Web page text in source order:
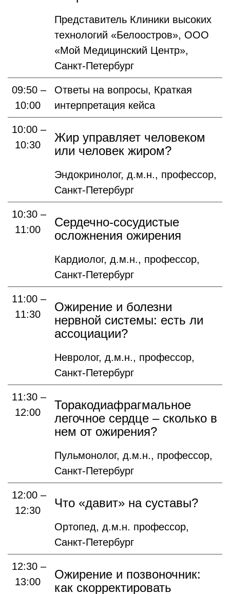
Представитель Клиники высоких
технологий «Белоостров», ООО
«Мой Медицинский Центр»,
Санкт-Петербург
09:50 –
10:00
Ответы на вопросы, Краткая
интерпретация кейса
10:00 –
10:30
Жир управляет человеком
или человек жиром?
Эндокринолог, д.м.н., профессор,
Санкт-Петербург
10:30 –
11:00
Сердечно-сосудистые
осложнения ожирения
Кардиолог, д.м.н., профессор,
Санкт-Петербург
11:00 –
11:30
Ожирение и болезни
нервной системы: есть ли
ассоциации?
Невролог, д.м.н., профессор,
Санкт-Петербург
11:30 –
12:00
Торакодиафрагмальное
легочное сердце – сколько в
нем от ожирения?
Пульмонолог, д.м.н., профессор,
Санкт-Петербург
12:00 –
12:30
Что «давит» на суставы?
Ортопед, д.м.н. профессор,
Санкт-Петербург
12:30 –
13:00
Ожирение и позвоночник:
как скорректировать